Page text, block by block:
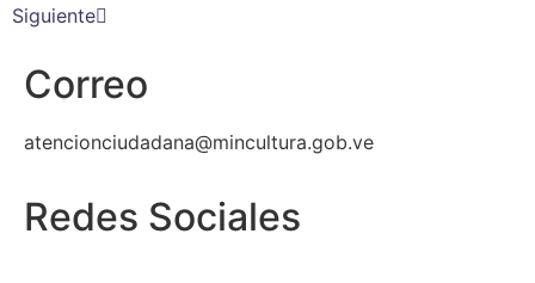
Siguiente
Correo
atencionciudadana@mincultura.gob.ve
Redes Sociales